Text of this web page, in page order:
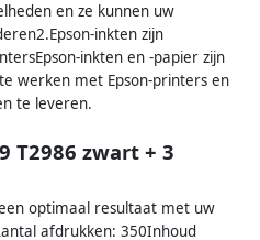
en ze kunnen uw
inkten zijn
inkten en -papier zijn
werken met Epson-printers en
te leveren.
T2986 zwart + 3
optimaal resultaat met uw
afdrukken: 350Inhoud